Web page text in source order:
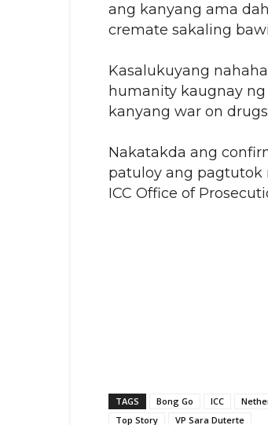
ang kanyang ama
cremate sakaling
Kasalukuyang
humanity kaugnay
kanyang war on
Nakatakda ang
patuloy ang pagtutok
ICC Office of
TAGS Bong Go ICC
Top Story
VP Sara Duterte